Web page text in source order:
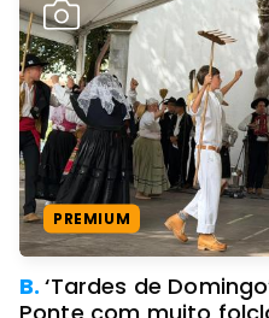
PREMIUM
B.‘Tardes de